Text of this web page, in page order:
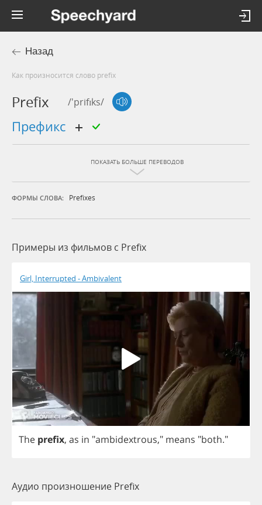
Назад
Как произносится слово prefix
Prefix /'prifɪks/
префикс
ПОКАЗАТЬ БОЛЬШЕ ПЕРЕВОДОВ
ФОРМЫ СЛОВА: Prefixes
Примеры из фильмов c Prefix
Girl, Interrupted - Ambivalent
The prefix, as in "ambidextrous," means "both."
Аудио произношение Prefix